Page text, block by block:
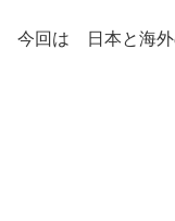
今回は 日本と海外